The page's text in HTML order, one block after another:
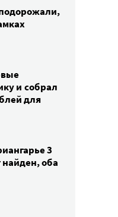
и собрал
для
3
найден, оба